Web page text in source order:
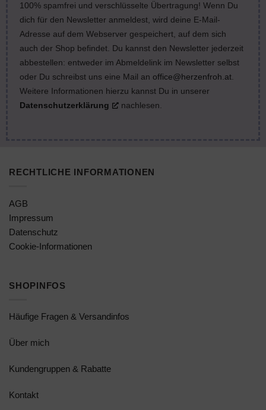
100% spamfrei und verschlüsselte Übertragung! Wenn Du
dich für den Newsletter anmeldest, wird deine E-Mail-
Adresse auf dem Webserver gespeichert, auf dem sich
auch der Shop befindet. Du kannst den Newsletter jederzeit
abbestellen: entweder im Abmeldelink im Newsletter selbst
oder Du schreibst uns eine Mail an office@herzenfroh.at.
Weitere Informationen hierzu kannst Du in unserer
Datenschutzerklärung
nachlesen.
RECHTLICHE INFORMATIONEN
AGB
Impressum
Datenschutz
Cookie-Informationen
SHOPINFOS
Häufige Fragen & Versandinfos
Über mich
Kundengruppen & Rabatte
Kontakt